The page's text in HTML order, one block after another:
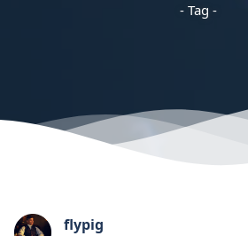
- Tag -
flypig